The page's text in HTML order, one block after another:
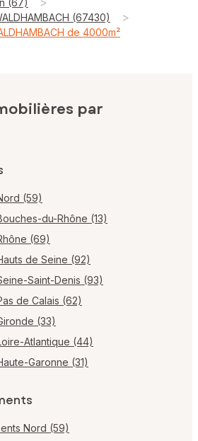
(67)
(67430) >
de 4000m²
par
(59)
du-Rhône (13)
(69)
de Seine (92)
Saint-Denis (93)
de Calais (62)
(33)
Atlantique (44)
Garonne (31)
Nord (59)